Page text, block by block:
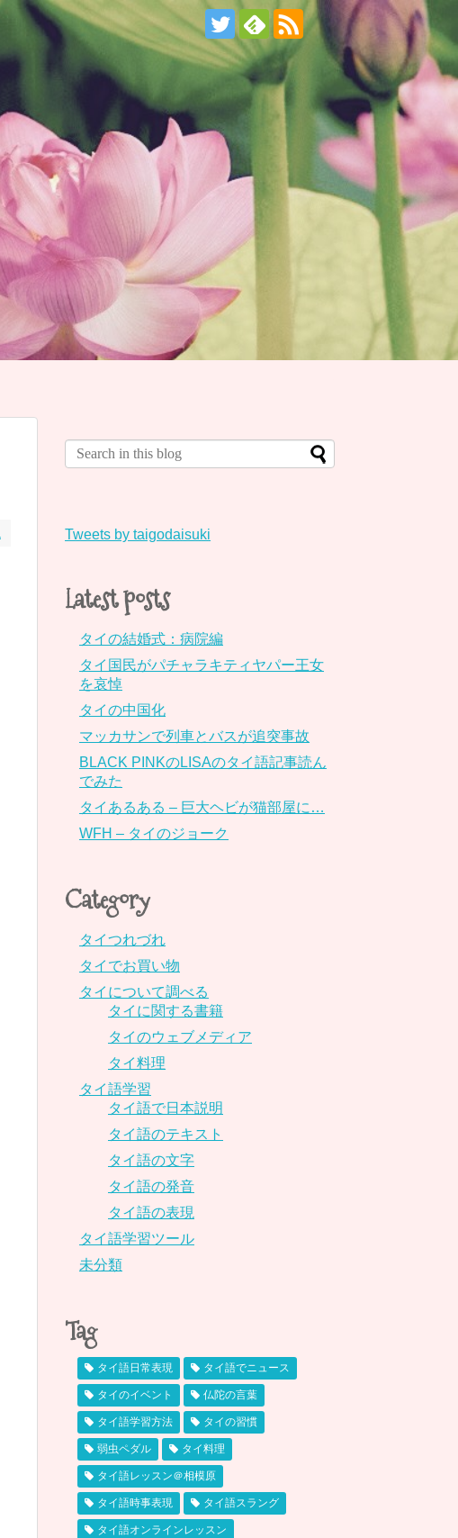
Tweets by taigodaisuki
Latest posts
タイの結婚式：病院編
タイ国民がパチャラキティヤパー王女
を哀悼
タイの中国化
マッカサンで列車とバスが追突事故
BLACK PINKのLISAのタイ語記事読ん
でみた
タイあるある – 巨大ヘビが猫部屋に…
WFH – タイのジョーク
Category
タイつれづれ
タイでお買い物
タイについて調べる
タイに関する書籍
タイのウェブメディア
タイ料理
タイ語学習
タイ語で日本説明
タイ語のテキスト
タイ語の文字
タイ語の発音
タイ語の表現
タイ語学習ツール
未分類
Tag
タイ語日常表現 タイ語でニュース
タイのイベント 仏陀の言葉
タイ語学習方法 タイの習慣
弱虫ペダル タイ料理
タイ語レッスン＠相模原
タイ語時事表現 タイ語スラング
タイ語オンラインレッスン